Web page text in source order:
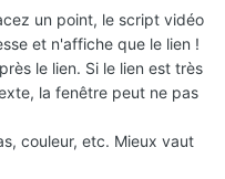
un point, le script vidéo
et n'affiche que le lien !
le lien. Si le lien est très
la fenêtre peut ne pas
couleur, etc. Mieux vaut